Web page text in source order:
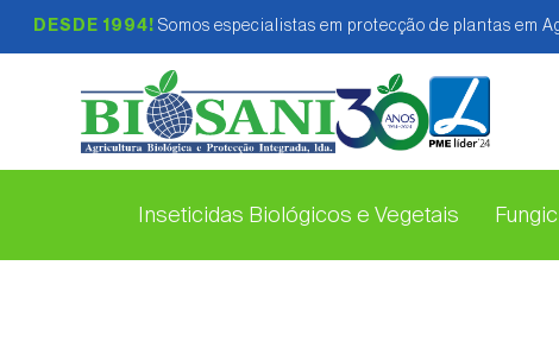
DESDE 1994! Somos especialistas em protecção de plantas em
Inseticidas Biológicos e Vegetais